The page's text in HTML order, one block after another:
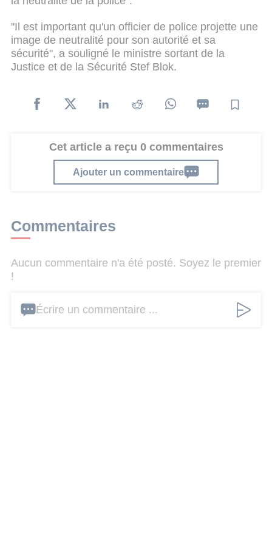
"Il est important qu'un officier de police projette une
image de neutralité pour son autorité et sa
sécurité", a souligné le ministre sortant de la
Justice et de la Sécurité Stef Blok.
Cet article a reçu 0 commentaires
Ajouter un commentaire
Commentaires
Aucun commentaire n'a été posté. Soyez le premier
!
Écrire un commentaire ...